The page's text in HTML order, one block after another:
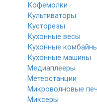
Кофемолки
Культиваторы
Кусторезы
Кухонные весы
Кухонные
Кухонные машины
Медиаплееры
Метеостанции
Микроволновые
Миксеры